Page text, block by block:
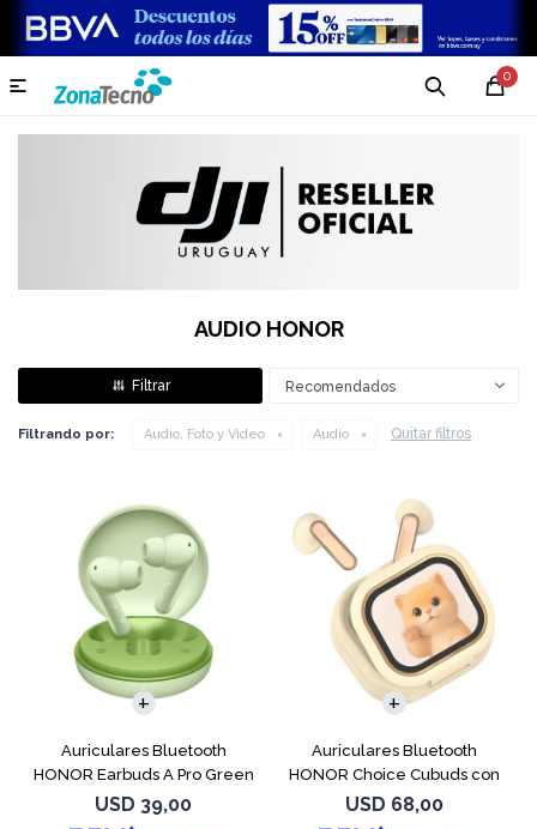
0

AUDIO HONOR
Recomendados
Filtrando por: Audio, Foto y Video Audio Quitar filtros
Auriculares Bluetooth
HONOR Earbuds A Pro Green
USD 39,00
Auriculares Bluetooth
HONOR Choice Cubuds con
Pantalla Beige
USD 68,00